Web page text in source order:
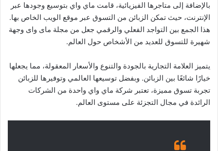
بالإضافة إلى متاجرها الفيزيائية، قامت ماي واي بتوسيع وجودها عبر
الإنترنت، حيث تمكن الزبائن من التسوق عبر موقع الويب الخاص بها.
هذا الجمع بين التواجد الفعلي والرقمي جعل من مجلة ماى واى وجهة
شهيرة للتسوق للعديد من الأشخاص حول العالم.
يتميز العلامة التجارية بالجودة والتنوع والأسعار المعقولة، مما يجعلها
خيارًا شائعًا بين الزبائن. وبفضل توسيعها العالمي وتوفيرها للزبائن
تجربة تسوق مميزة، تعتبر شركة ماي واي واحدة من الشركات
الرائدة في مجال التجزئة على مستوى العالم.